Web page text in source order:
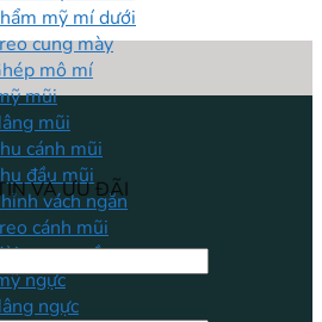
mỹ mí dưới
cung mày
mô mí
mũi
mũi
cánh mũi
đầu mũi
vách ngăn
cánh mũi
xương gồ
ngực
ngực
VÀ ƯU ĐÃI